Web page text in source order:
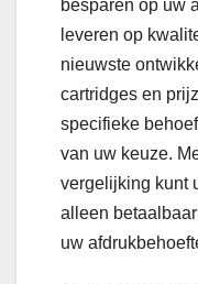
besparen op uw
leveren op
nieuwste
cartridges en
specifieke
van uw keuze.
vergelijking kunt
alleen
uw